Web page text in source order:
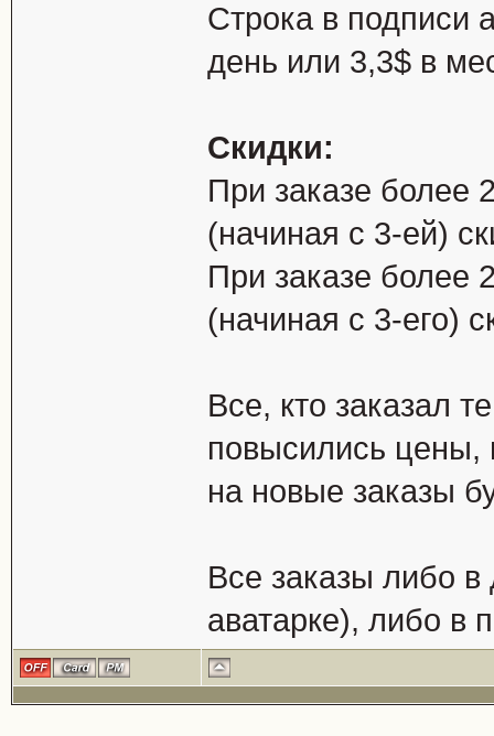
Строка в подписи
день или 3,3$ в
Скидки:
При заказе
(начиная с 3-ей)
При заказе более
(начиная с 3-его)
Все, кто заказал
повысились цены,
на новые заказы
Все заказы либо
аватарке), либо в